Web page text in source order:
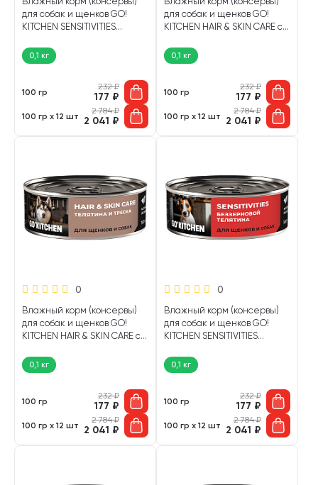
для собак и щенков GO!
KITCHEN SENSITIVITIES
чувствительным
пищеварением лосось,
0,1 кг
100 гр
232₽
177 ₽
100 гр х 12 шт
2 784₽
2 041 ₽
для собак и щенков GO!
KITCHEN HAIR & SKIN CARE с
шерстью лосось, треска
(100 гр)
0,1 кг
100 гр
232₽
177 ₽
100 гр х 12 шт
2 784₽
2 041 ₽
0
Влажный корм (консервы)
для собак и щенков GO!
KITCHEN HAIR & SKIN CARE с
шерстью телятина, треска
(100 гр)
0,1 кг
100 гр
232₽
177 ₽
100 гр х 12 шт
2 784₽
2 041 ₽
0
Влажный корм (консервы)
для собак и щенков GO!
KITCHEN SENSITIVITIES
чувствительным
пищеварением телятина
0,1 кг
100 гр
232₽
177 ₽
100 гр х 12 шт
2 784₽
2 041 ₽